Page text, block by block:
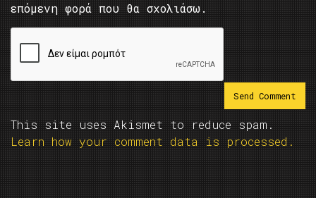
επόμενη φορά που θα σχολιάσω.
This site uses Akismet to reduce spam.
Learn how your comment data is processed.